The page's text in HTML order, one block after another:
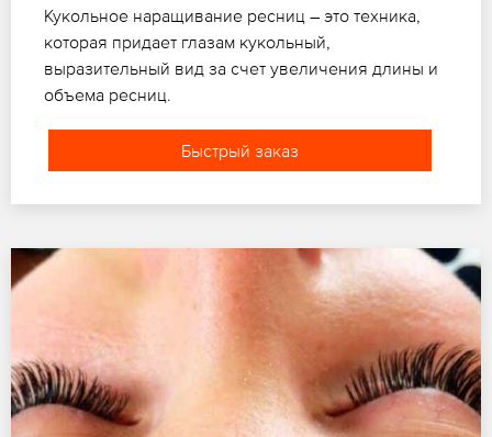
Кукольное наращивание ресниц – это техника,
которая придает глазам кукольный,
выразительный вид за счет увеличения длины и
объема ресниц.
Быстрый заказ